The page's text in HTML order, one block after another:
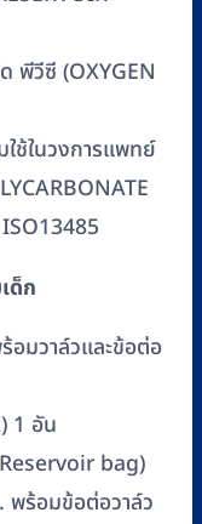
พีวีซี (OXYGEN
ช้ในวงการแพทย์
ด็ก
มวาล์วและข้อต่อ
1 อัน
bag)
พร้อมข้อต่อวาล์ว